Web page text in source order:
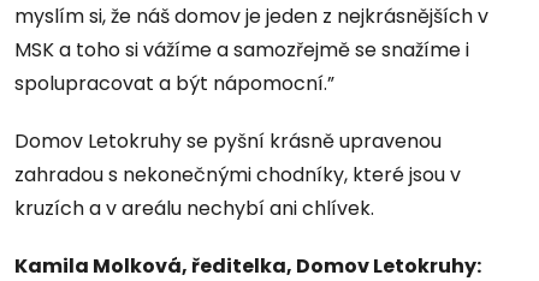
myslím si, že náš domov je jeden z nejkrásnějších v
MSK a toho si vážíme a samozřejmě se snažíme i
spolupracovat a být nápomocní.”
Domov Letokruhy se pyšní krásně upravenou
zahradou s nekonečnými chodníky, které jsou v
kruzích a v areálu nechybí ani chlívek.
Kamila Molková, ředitelka, Domov Letokruhy: